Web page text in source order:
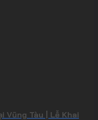
Vũng Tàu | Lễ Khai